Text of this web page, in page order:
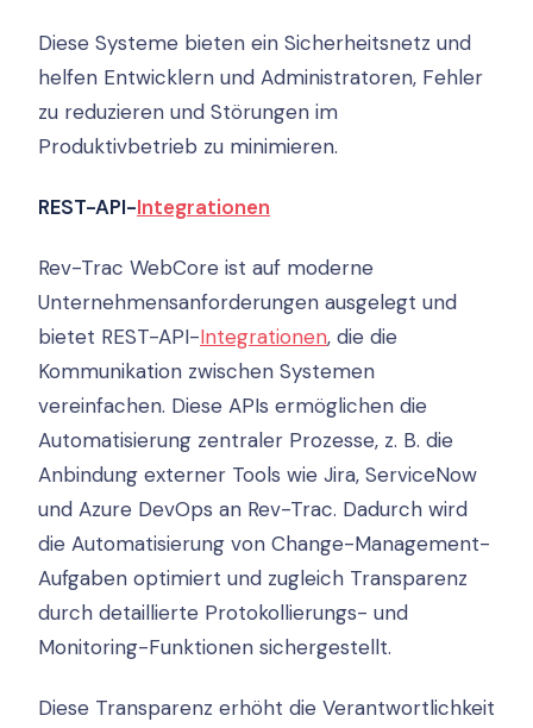
Diese Systeme bieten ein Sicherheitsnetz und
helfen Entwicklern und Administratoren, Fehler
zu reduzieren und Störungen im
Produktivbetrieb zu minimieren.
REST-API-Integrationen
Rev-Trac WebCore ist auf moderne
Unternehmensanforderungen ausgelegt und
bietet REST-API-Integrationen, die die
Kommunikation zwischen Systemen
vereinfachen. Diese APIs ermöglichen die
Automatisierung zentraler Prozesse, z. B. die
Anbindung externer Tools wie Jira, ServiceNow
und Azure DevOps an Rev-Trac. Dadurch wird
die Automatisierung von Change-Management-
Aufgaben optimiert und zugleich Transparenz
durch detaillierte Protokollierungs- und
Monitoring-Funktionen sichergestellt.
Diese Transparenz erhöht die Verantwortlichkeit